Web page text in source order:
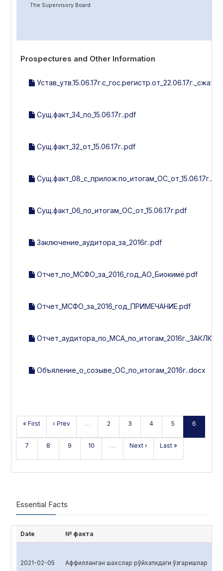
The Supervisory Board
Prospectures and Other Information
Сущ.факт_34_по_15.06.17г..pdf
Сущ.факт_32_от_15.06.17г..pdf
Сущ.факт_08_с_прилож.по_итогам_ОС_от_15.06.17г..pdf
Сущ.факт_06_по_итогам_ОС_от_15.06.17г.pdf
Заключение_аудитора_за_2016г..pdf
Отчет_по_МСФО_за_2016_год_АО_Биокимё.pdf
Отчет_МСФО_за_2016_год_ПРИМЕЧАНИЕ.pdf
Объяление_о_созыве_ОС_по_итогам_2016г..docx
« First ‹ Prev … 2 3 4 5 6
7 8 9 10 … Next › Last »
Essential Facts
Date № факта
2021-02-05 Аффилланган шахслар рўйхатидаги ўзгаришлар